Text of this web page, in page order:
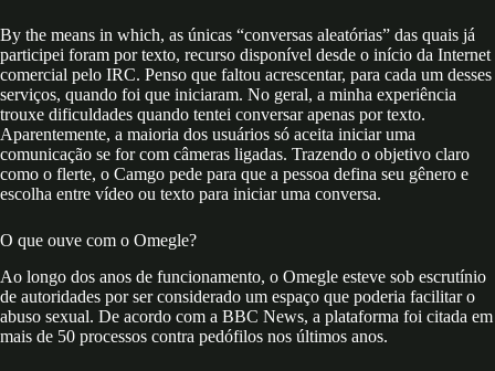
By the means in which, as únicas “conversas aleatórias” das quais já
participei foram por texto, recurso disponível desde o início da Internet
comercial pelo IRC. Penso que faltou acrescentar, para cada um desses
serviços, quando foi que iniciaram. No geral, a minha experiência
trouxe dificuldades quando tentei conversar apenas por texto.
Aparentemente, a maioria dos usuários só aceita iniciar uma
comunicação se for com câmeras ligadas. Trazendo o objetivo claro
como o flerte, o Camgo pede para que a pessoa defina seu gênero e
escolha entre vídeo ou texto para iniciar uma conversa.
O que ouve com o Omegle?
Ao longo dos anos de funcionamento, o Omegle esteve sob escrutínio
de autoridades por ser considerado um espaço que poderia facilitar o
abuso sexual. De acordo com a BBC News, a plataforma foi citada em
mais de 50 processos contra pedófilos nos últimos anos.